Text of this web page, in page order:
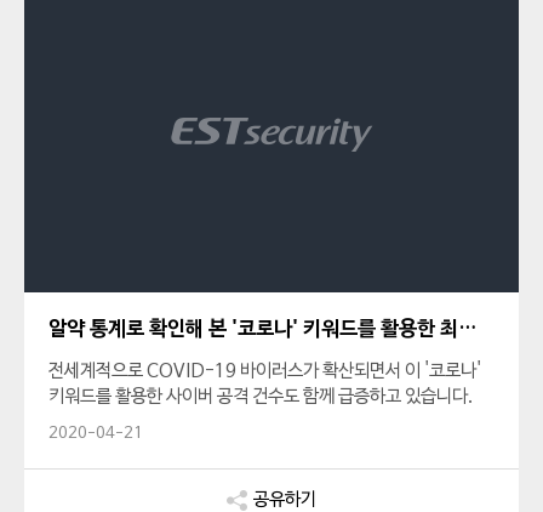
알약 통계로 확인해 본 '코로나' 키워드를 활용한 최근 2달간의 공격 동향
전세계적으로 COVID-19 바이러스가 확산되면서 이 '코로나'
키워드를 활용한 사이버 공격 건수도 함께 급증하고 있습니다.
ESRC에서 2020년 2월 초부터 3월 말까지 약 2달간 '코로나'
Top15 악성코드를 소개해 드립니다.
2020-04-21
공유하기